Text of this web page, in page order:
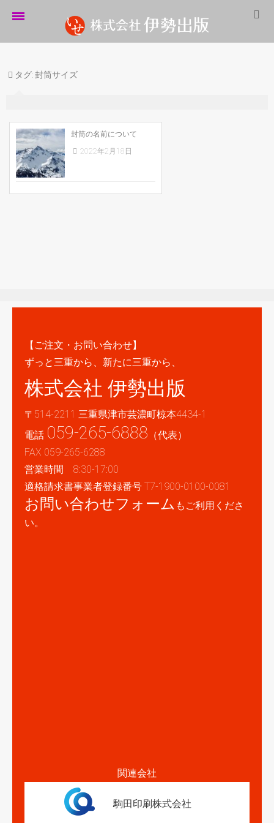
伊勢出版だより
制作実績
企業情報
採用情報
タグ:封筒サイズ
封筒の名前について
2022年2月18日
【ご注文・お問い合わせ】
ずっと三重から、新たに三重から、
株式会社 伊勢出版
〒514-2211 三重県津市芸濃町椋本4434-1
電話 059-265-6888 （代表）
FAX 059-265-6288
営業時間 8:30-17:00
適格請求書事業者登録番号 T7-1900-0100-0081
お問い合わせフォーム もご利用くださ
い。
関連会社
駒田印刷株式会社